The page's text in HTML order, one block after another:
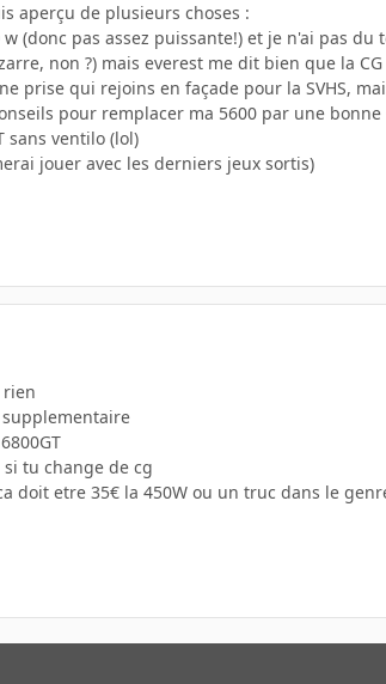
aperçu de plusieurs choses :
(donc pas assez puissante!) et je n'ai pas du
non ?) mais everest me dit bien que la CG
prise qui rejoins en façade pour la SVHS,
pour remplacer ma 5600 par une
sans ventilo (lol)
jouer avec les derniers jeux sortis)
supplementaire
tu change de cg
doit etre 35€ la 450W ou un truc dans le